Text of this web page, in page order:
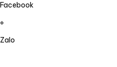
Facebook
Zalo